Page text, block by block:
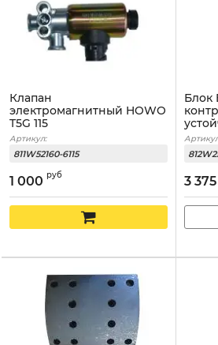
Клапан
электромагнитный HOWO
T5G 115
Артикул:
811W52160-6115
1 000 руб
Блок
3 375